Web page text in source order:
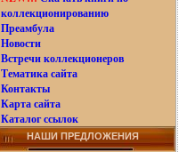
коллекционированию
Преамбула
Новости
Встречи коллекционеров
Тематика сайта
Контакты
Карта сайта
Каталог ссылок
НАШИ ПРЕДЛОЖЕНИЯ